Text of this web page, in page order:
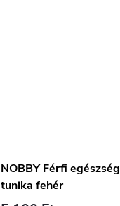
NOBBY Férfi
tunika fehér